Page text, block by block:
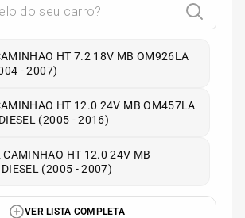
HT 7.2 18V MB OM926LA
- 2007)
HT 12.0 24V MB OM457LA
(2005 - 2016)
CAMINHAO HT 12.0 24V MB
(2005 - 2007)
VER LISTA COMPLETA